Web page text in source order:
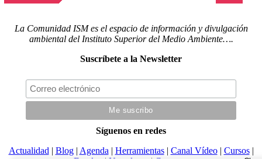
La Comunidad ISM es el espacio de información y divulgación
ambiental del Instituto Superior del Medio Ambiente….
Suscríbete a la Newsletter
Síguenos en redes
Actualidad | Blog| Agenda | Herramientas| Canal Vídeo| Cursos|